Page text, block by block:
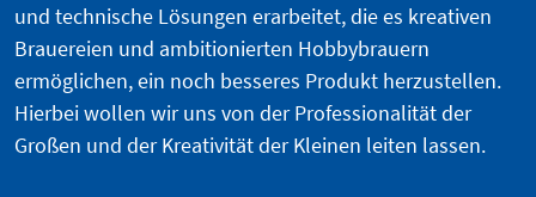
und technische Lösungen erarbeitet, die es kreativen
Brauereien und ambitionierten Hobbybrauern
ermöglichen, ein noch besseres Produkt herzustellen.
Hierbei wollen wir uns von der Professionalität der
Großen und der Kreativität der Kleinen leiten lassen.